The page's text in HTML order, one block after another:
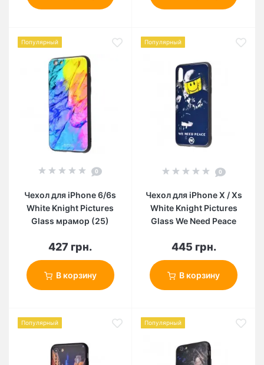
Популярный
0
Чехол для iPhone 6/6s
White Knight Pictures
Glass мрамор (25)
427 грн.
В корзину
Популярный
0
Чехол для iPhone X / Xs
White Knight Pictures
Glass We Need Peace
445 грн.
В корзину
Популярный Популярный